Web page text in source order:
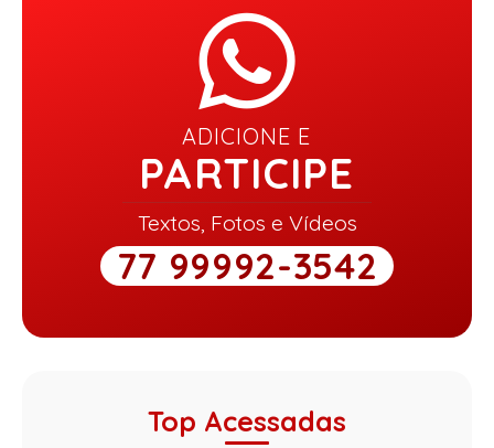
ADICIONE E
PARTICIPE
Textos, Fotos e Vídeos
77 99992-3542
Top Acessadas